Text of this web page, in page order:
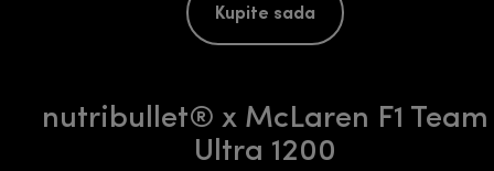
Kupite sada
nutribullet® x McLaren F1 Team
Ultra 1200